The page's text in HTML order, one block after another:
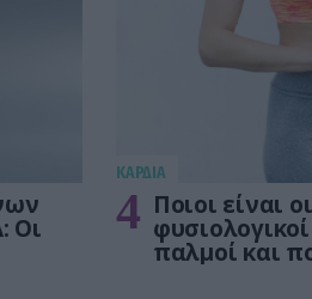
Οι
KΑΡΔΙΑ
4 Ποιοι είναι οι
παλμοί και